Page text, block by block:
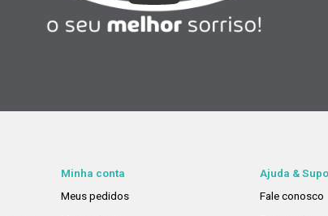
Minha conta
Meus pedidos
Ajuda &
Fale conosco